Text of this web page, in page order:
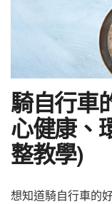
騎自行車
心健康、
整教學)
想知道騎自行車的